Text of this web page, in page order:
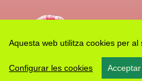
Aquesta web utilitza cookies per al
Configurar les cookies